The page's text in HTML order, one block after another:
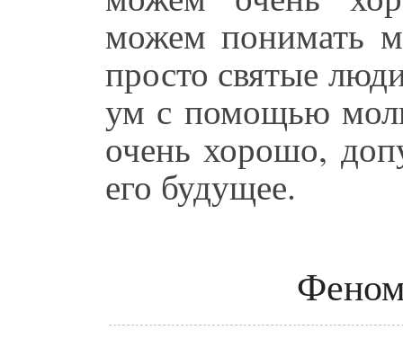
можем понимать
просто святые
ум с помощью
очень хорошо,
его будущее.